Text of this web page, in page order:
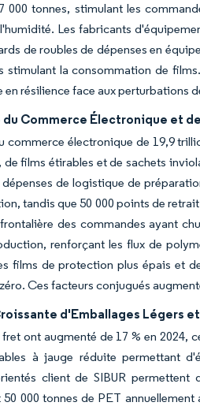
000 tonnes, stimulant les
Les fabricants
de roubles de dépenses en
stimulant la consommation de
en résilience face aux perturbations
du Commerce Électronique et
commerce électronique de 19,9
films étirables et de sachets
de logistique de
tandis que 50 000 points de
des commandes ayant
renforçant les flux de
films de protection plus épais et
Ces facteurs conjugués
d'Emballages Légers
ont augmenté de 17 % en 2024,
à jauge réduite permettant
client de SIBUR
000 tonnes de PET